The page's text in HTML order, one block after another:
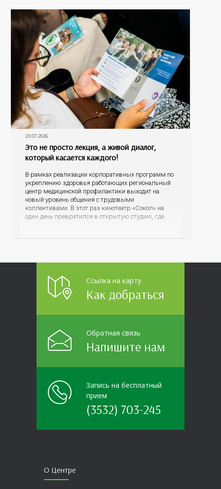
23.07.2026
Это не просто лекция, а живой диалог,
который касается каждого!
В рамках реализации корпоративных программ по
укреплению здоровья работающих региональный
центр медицинской профилактики выходит на
новый уровень общения с трудовыми
коллективами. В этот раз кинотеатр «Сокол» на
один день превратился в открытую студию, где
Ссылка на карту
Как добраться
Обратная связь
Напишите нам
Запись на бесплатный
прием
(3532) 703-245
О Центре